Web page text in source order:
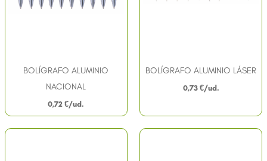
BOLÍGRAFO ALUMINIO
NACIONAL
0,72 €
BOLÍGRAFO ALUMINIO LÁSER
0,73 €